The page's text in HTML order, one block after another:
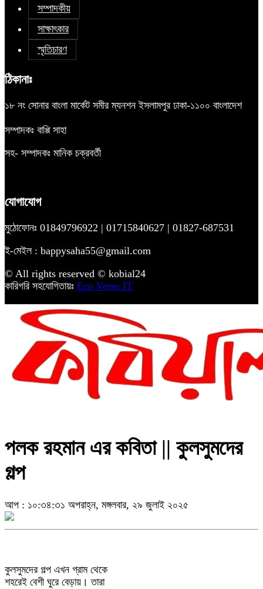
সম্পাদকীয়
সাক্ষাৎকার
স্মৃতিচারণ
ঠিকানাঃ
১৮ নং সোনার বাংলা মার্কেট সমীর ম্যনশন ইসলামপুর ঢাকা-১১০০ বাংলাদেশ
সম্পাদকঃ বাপ্পি সাহা
সহ- সম্পাদকঃ মানিক চক্রবর্তী
যোগাযোগ
মুঠোফোনঃ 01849796922 | 01715840627 | 01827-687531
ই-মেইল : bappysaha55@gmail.com
© All rights reserved © kobial24
কারিগরি সহযোগিতায়ঃ Eco Verse IT
পলক রহমান এর কবিতা || কুলসুমদের
গল্প
আপ : ১০:৩৪:৩১ অপরাহ্ন, মঙ্গলবার, ২৯ জুলাই ২০২৫
কুলসুমদের গল্প এখন গ্রাম থেকে
শহরেই বেশী ঘুরে বেড়ায়। তারা